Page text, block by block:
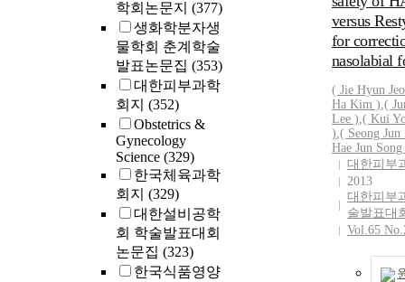
학회논문지 (377)
생화학분자생
물학회 춘계학술
발표논문집 (353)
대한피부과학
회지 (352)
Obstetrics &
Gynecology
Science (329)
한국체육과학
회지 (329)
대한설비공학
회 학술발표대회
논문집 (323)
한국식품영양
1yr-1의 유기
로 배출하였
versus
for
nasolabial
( Jie Hyun
Ha Kim ),(
Lee ),( Kui
),( Seong Jun
Hae Jun
대한피부
2013
대한피부
술발표대
Vol.65